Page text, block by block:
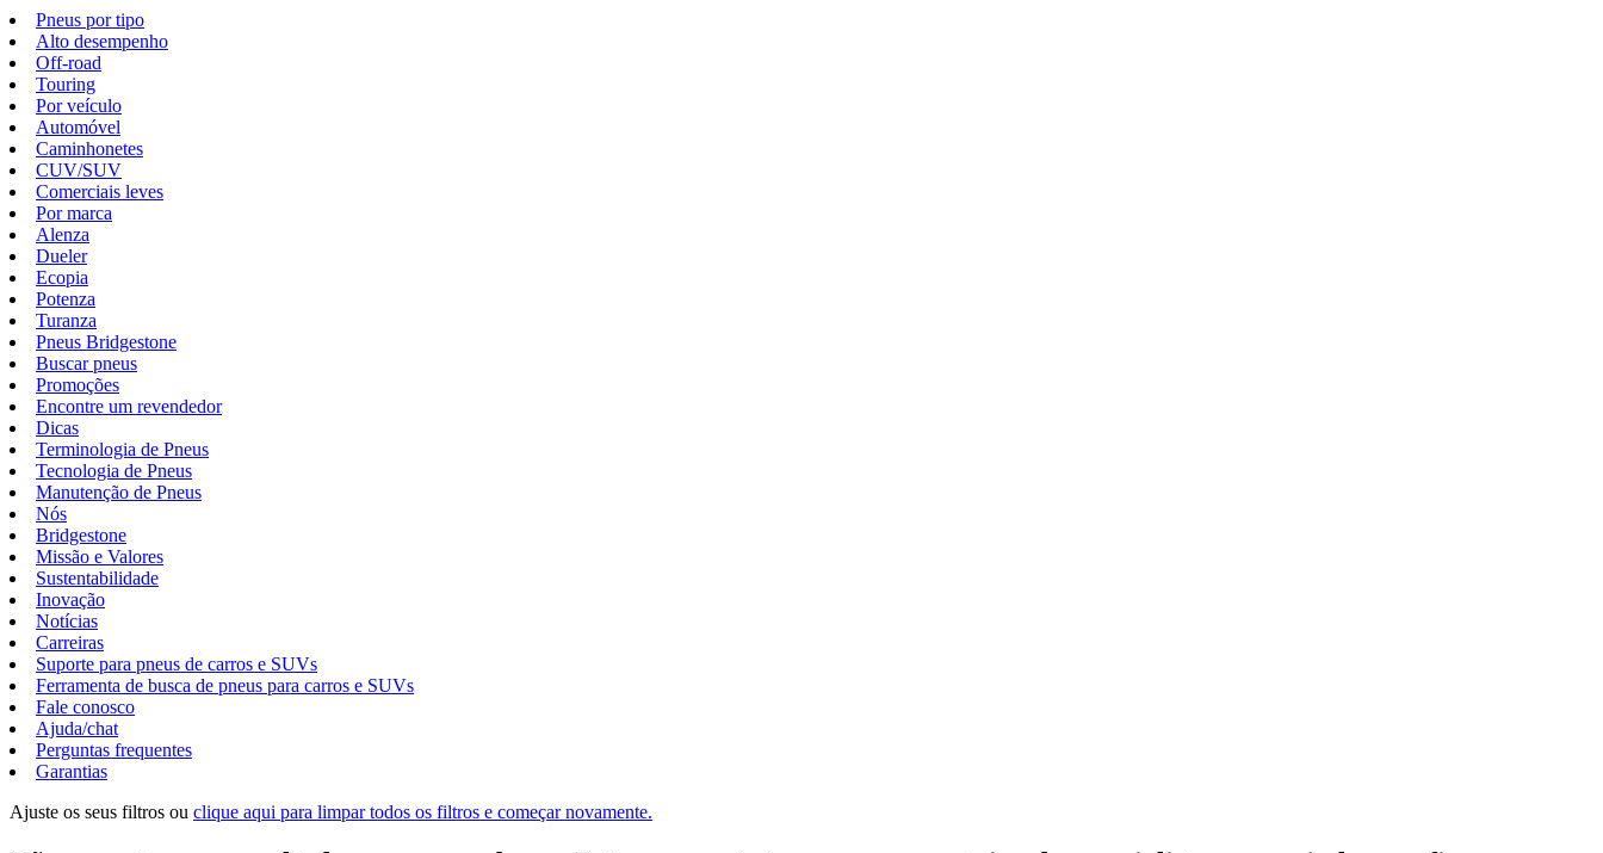
Pneus por tipo
Alto desempenho
Off-road
Touring
Por veículo
Automóvel
Caminhonetes
CUV/SUV
Comerciais leves
Por marca
Alenza
Dueler
Ecopia
Potenza
Turanza
Pneus Bridgestone
Buscar pneus
Promoções
Encontre um revendedor
Dicas
Terminologia de Pneus
Tecnologia de Pneus
Manutenção de Pneus
Nós
Bridgestone
Missão e Valores
Sustentabilidade
Inovação
Notícias
Carreiras
Suporte para pneus de carros e SUVs
Ferramenta de busca de pneus para carros e SUVs
Fale conosco
Ajuda/chat
Perguntas frequentes
Garantias
Ajuste os seus filtros ou clique aqui para limpar todos os filtros e começar novamente.